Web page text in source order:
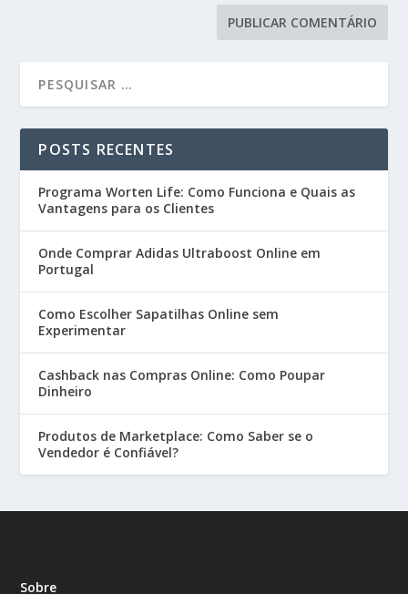
POSTS RECENTES
Programa Worten Life: Como Funciona e Quais as
Vantagens para os Clientes
Onde Comprar Adidas Ultraboost Online em
Portugal
Como Escolher Sapatilhas Online sem
Experimentar
Cashback nas Compras Online: Como Poupar
Dinheiro
Produtos de Marketplace: Como Saber se o
Vendedor é Confiável?
Sobre